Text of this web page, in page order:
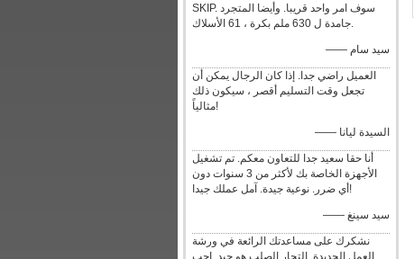
SKIP. سوف امر واحد قريبا. وأيضا المتجرد
جامدة ل 630 ملم بكرة ، 61 الأسلاك.
—— سيد سام
العميل راضي جدا. إذا كان الرجال يمكن أن
تجعل وقت التسليم أقصر ، سيكون ذلك
مثالياً!
—— السيدة ليانا
أنا حقا سعيد جدا للتعاون معكم. تم تشغيل
الأجهزة الخاصة بك لأكثر من 3 سنوات دون
أي ضرر. نوعية جيدة. آمل عملك جيدا!
—— سيد سينغ
نشكرك على مساعدتك الرائعة في ورشة
العمل الجديدة. التجار الصلب هو جيد. احب